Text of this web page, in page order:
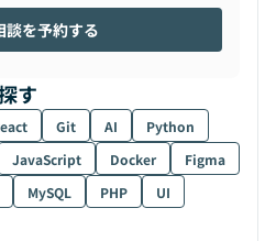
談を予約する
す
Git AI
Python
JavaScript Docker
Figma
MySQL PHP
UI